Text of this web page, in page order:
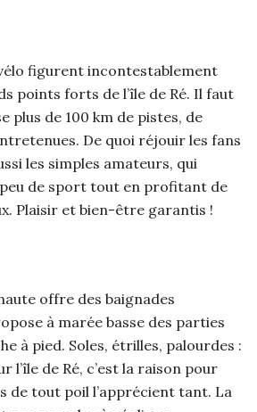
figurent incontestablement
points forts de l’île de Ré. Il faut
plus de 100 km de pistes, de
De quoi réjouir les fans
les simples amateurs, qui
de sport tout en profitant de
Plaisir et bien-être garantis !
offre des baignades
à marée basse des parties
à pied. Soles, étrilles, palourdes :
l’île de Ré, c’est la raison pour
de tout poil l’apprécient tant. La